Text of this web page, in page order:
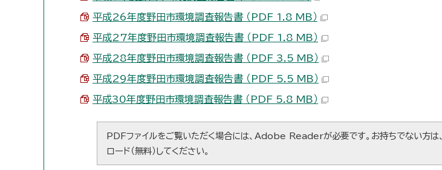
平成26年度野田市環境調査報告書 （PDF 1.8 MB）
平成27年度野田市環境調査報告書 （PDF 1.8 MB）
平成28年度野田市環境調査報告書 （PDF 3.5 MB）
平成29年度野田市環境調査報告書 （PDF 5.5 MB）
平成30年度野田市環境調査報告書 （PDF 5.8 MB）
PDFファイルをご覧いただく場合には、Adobe Readerが必要です。お持ちでない方は、
ロード（無料）してください。